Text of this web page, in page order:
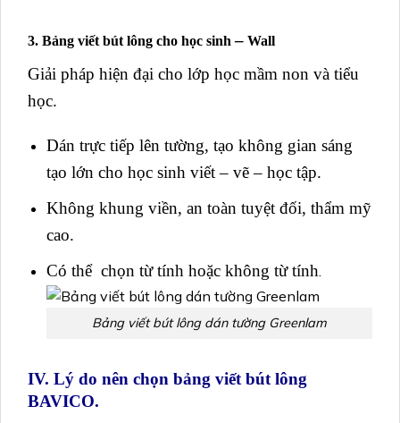
3. Bảng viết bút lông cho học sinh– Wall
Giải pháp hiện đại cho lớp học mầm non và tiểu
học.
Dán trực tiếp lên tường, tạo không gian sáng
tạo lớn cho học sinh viết – vẽ – học tập.
Không khung viền, an toàn tuyệt đối, thẩm mỹ
cao.
Có thể chọn từ tính hoặc không từ tính
Bảng viết bút lông dán tường Greenlam
IV. Lý do nên chọn bảng viết bút lông
BAVICO.